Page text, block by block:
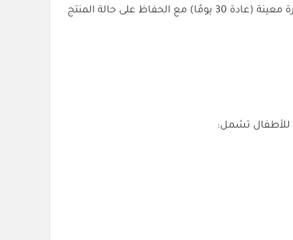
سياسة مرنة لاسترجاع المنتجات إذا لم تكن تناسب احتياجاتك أو ديكور منزلك. يجب عليك إعادتها خلال فترة معينة (عادة 30 يومًا) مع الحفاظ على حالة المنتج
للأطفال تشمل: